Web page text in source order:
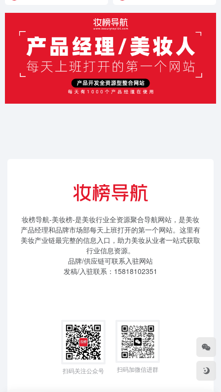
妆榜导航-美妆榜-是美妆行业全资源聚合导航网站，是美妆
产品经理和品牌市场部每天上班打开的第一个网站。这里有
美妆产业链最完整的信息入口，助力美妆从业者一站式获取
行业信息资源。
品牌/供应链可联系入驻网站
发稿/入驻联系：15818102351
扫码关注公众号 扫码加微信进群